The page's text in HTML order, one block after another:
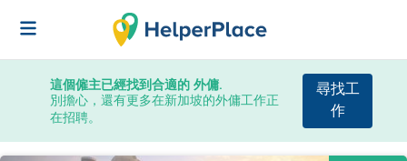
這個僱主已經找到合適的 外傭.
別擔心，還有更多在新加坡的外傭工作正
在招聘。
尋找工
作